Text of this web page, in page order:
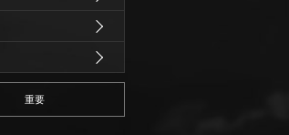
重要